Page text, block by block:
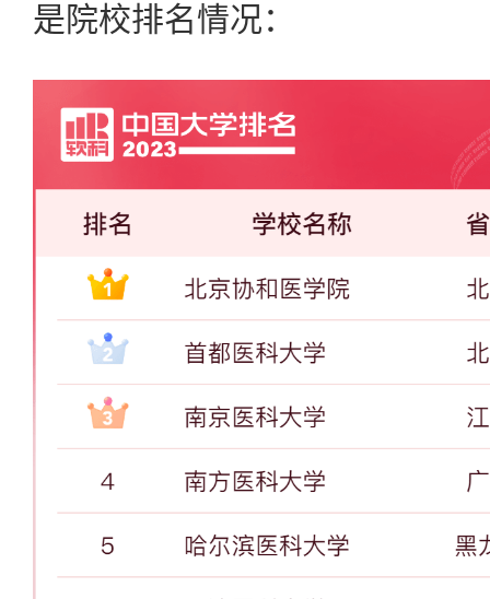
是院校排名情况：